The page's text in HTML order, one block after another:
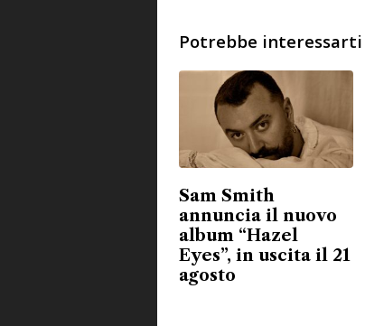
Potrebbe interessarti
Sam Smith
annuncia il nuovo
album “Hazel
Eyes”, in uscita il 21
agosto